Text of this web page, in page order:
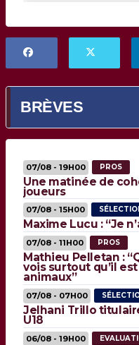
BRÈVES
07/08 - 19H00 PROS
Une matinée de
joueurs
07/08 - 15H00
Maxime Lucu : “Je
07/08 - 11H00 PROS
Mathieu Pelletan :
vois surtout qu’il
animaux”
07/08 - 07H00
Jelhani Trillo
U18
06/08 - 19H00